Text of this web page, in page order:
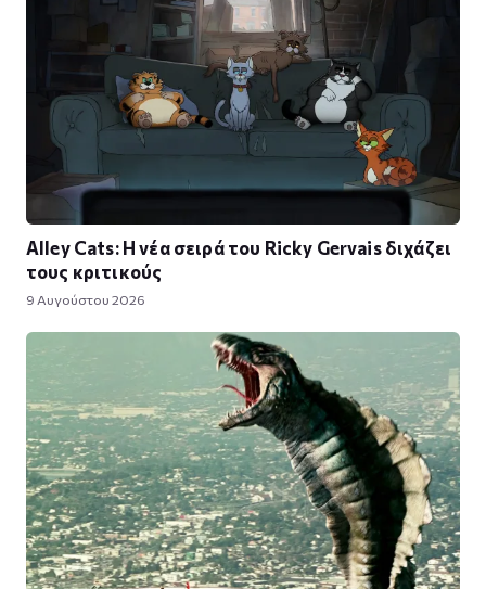
Alley Cats: Η νέα σειρά του Ricky Gervais διχάζει
τους κριτικούς
9 Αυγούστου 2026